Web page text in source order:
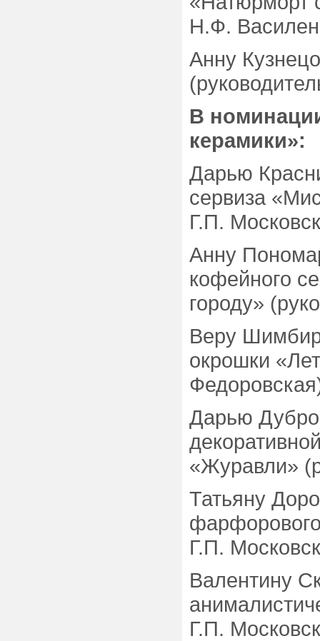
Н.Ф.
Анну
В
керамики»:
Дарью
сервиза
Г.П.
Анну
кофейного
городу»
Веру
окрошки
Дарью
«Журавли»
Татьяну
Г.П.
Валентину
Г.П.